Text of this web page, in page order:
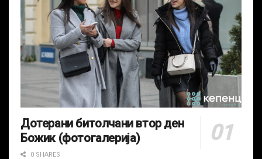
Дотерани битолчани втор ден
Божик (фотогалерија)
0 SHARES